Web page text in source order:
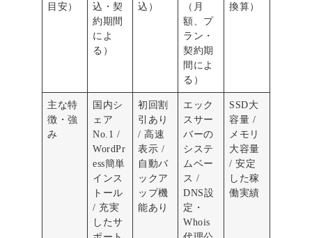
目安）
込・契
約期間
によ
る）
込）
（月
額、プ
ラン・
契約期
間によ
る）
換算）
主な特
徴・強
み
国内シ
ェア
No.1 /
WordPr
ess簡単
インス
トール
/ 充実
したサ
初回割
引あり
/ 高速
表示 /
自動バ
ックア
ップ機
能あり
エック
スサー
バーの
システ
ムベー
ス /
DNS設
定・
Whois
SSD大
容量 /
メモリ
大容量
/ 安定
した稼
働実績